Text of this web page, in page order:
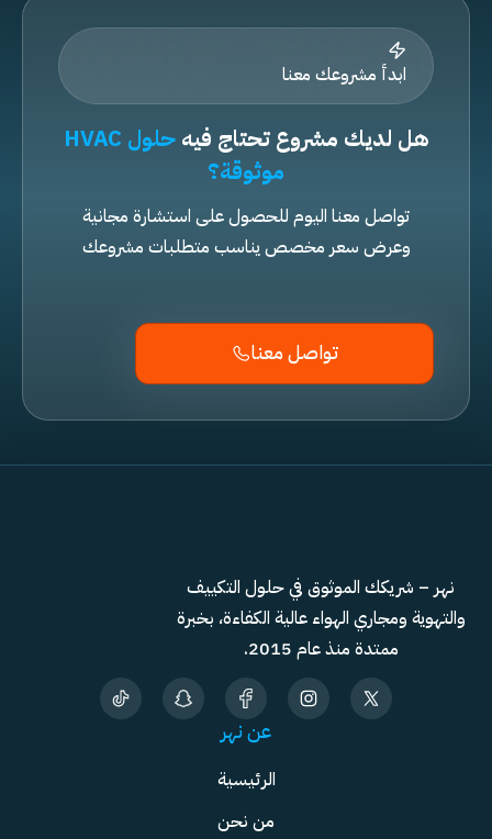
ابدأ مشروعك معنا
هل لديك مشروع تحتاج فيه
حلول HVAC
موثوقة؟
تواصل معنا اليوم للحصول على استشارة مجانية
وعرض سعر مخصص يناسب متطلبات مشروعك
تواصل معنا
نهر – شريكك الموثوق في حلول التكييف
والتهوية ومجاري الهواء عالية الكفاءة، بخبرة
ممتدة منذ عام 2015.
عن نهر
الرئيسية
من نحن